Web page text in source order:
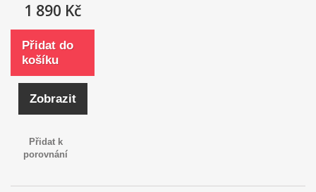
1 890 Kč
Přidat do
košíku
Zobrazit
Přidat k
porovnání